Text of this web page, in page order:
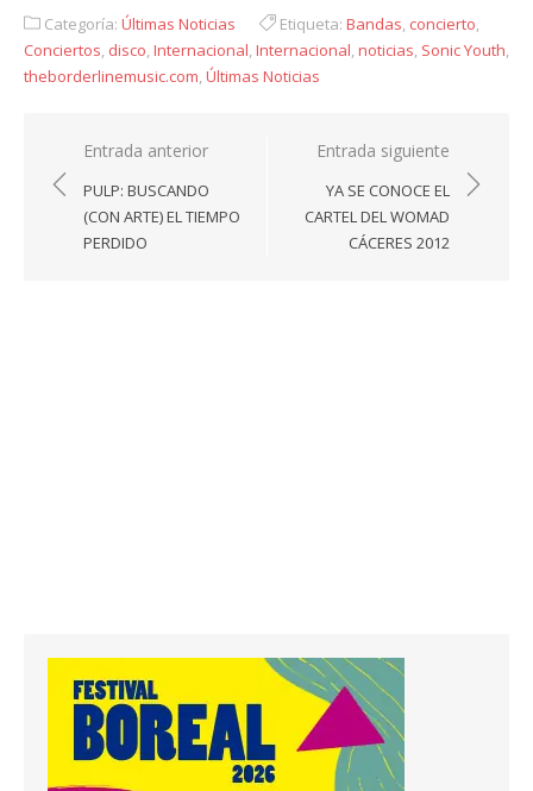
Categoría: Últimas Noticias Etiqueta: Bandas, concierto,
Conciertos, disco,Internacional,Internacional,noticias, Sonic Youth,
theborderlinemusic.com,Últimas Noticias
Navegación
de
entradas
Entrada anterior
PULP: BUSCANDO
(CON ARTE) EL TIEMPO
PERDIDO
Entrada siguiente
YA SE CONOCE EL
CARTEL DEL WOMAD
CÁCERES 2012